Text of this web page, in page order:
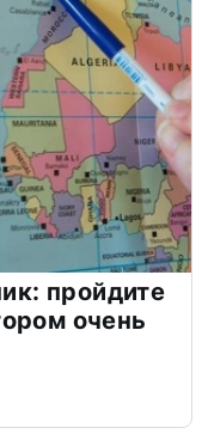
пройдите
очень